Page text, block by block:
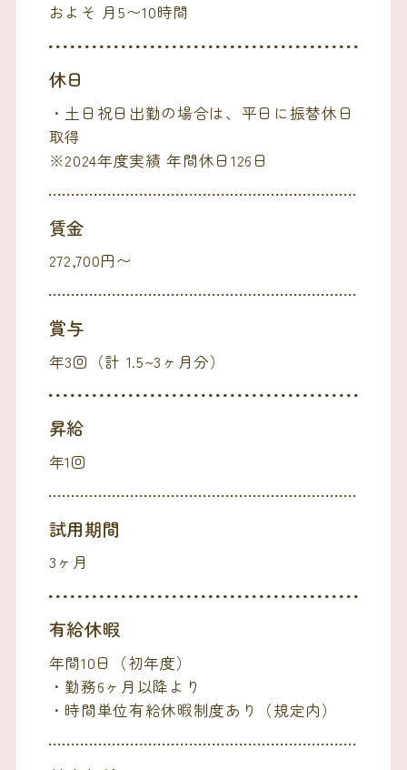
およそ 月5〜10時間
休日
・土日祝日出勤の場合は、平日に振替休日
取得
※2024年度実績 年間休日126日
賃金
272,700円〜
賞与
年3回（計 1.5~3ヶ月分）
昇給
年1回
試用期間
3ヶ月
有給休暇
年間10日（初年度）
・勤務6ヶ月以降より
・時間単位有給休暇制度あり（規定内）